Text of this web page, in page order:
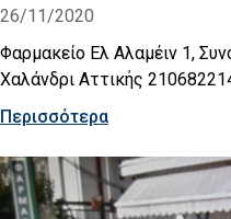
26/11/2020
Φαρμακείο Ελ Αλαμέιν 1,
Χαλάνδρι Αττικής
Περισσότερα